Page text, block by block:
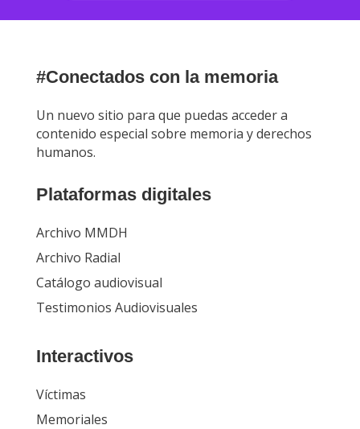
#Conectados con la memoria
Un nuevo sitio para que puedas acceder a
contenido especial sobre memoria y derechos
humanos.
Plataformas digitales
Archivo MMDH
Archivo Radial
Catálogo audiovisual
Testimonios Audiovisuales
Interactivos
Víctimas
Memoriales